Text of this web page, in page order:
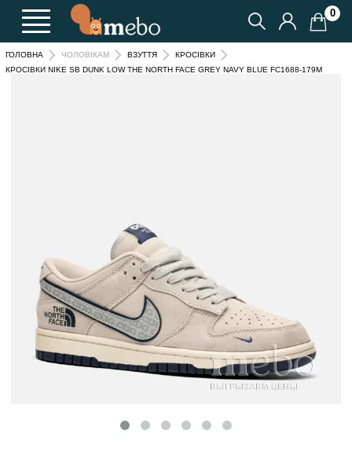
0
ГОЛОВНА ЧОЛОВІКАМ ВЗУТТЯ
КРОСІВКИ
КРОСІВКИ NIKE SB DUNK LOW THE NORTH FACE GREY NAVY BLUE FC1688-179M